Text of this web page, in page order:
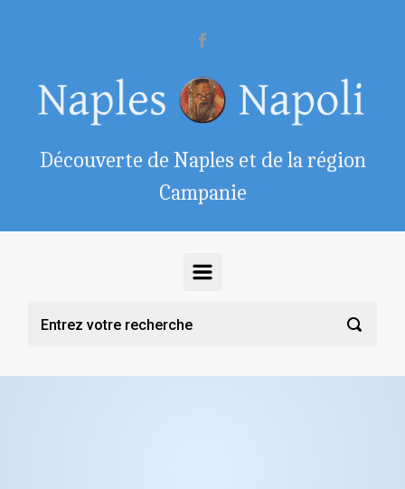
Découverte de Naples et de la région
Campanie